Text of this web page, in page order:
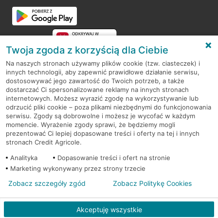
RODO
Regulamin serwisu
Mapa serwisu
PolitykaCookies
© 2026 Credit Agricole Bank Polska S.A. Wszelkie prawa zastrzeżone
Twoja zgoda z korzyścią dla Ciebie
Na naszych stronach używamy plików cookie (tzw. ciasteczek) i
innych technologii, aby zapewnić prawidłowe działanie serwisu,
dostosowywać jego zawartość do Twoich potrzeb, a także
dostarczać Ci spersonalizowane reklamy na innych stronach
internetowych. Możesz wyrazić zgodę na wykorzystywanie lub
odrzucić pliki cookie – poza plikami niezbędnymi do funkcjonowania
serwisu. Zgody są dobrowolne i możesz je wycofać w każdym
momencie. Wyrażenie zgody sprawi, że będziemy mogli
prezentować Ci lepiej dopasowane treści i oferty na tej i innych
stronach Credit Agricole.
Analityka
Dopasowanie treści i ofert na stronie
Marketing wykonywany przez strony trzecie
Akceptuję wszystkie
Zobacz szczegóły zgód Zobacz Politykę Cookies